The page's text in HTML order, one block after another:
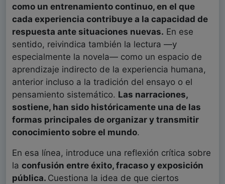
como un entrenamiento continuo, en el que
cada experiencia contribuye a la capacidad de
respuesta ante situaciones nuevas. En ese
sentido, reivindica también la lectura —y
especialmente la novela— como un espacio de
aprendizaje indirecto de la experiencia humana,
anterior incluso a la tradición del ensayo o el
pensamiento sistemático. Las narraciones,
sostiene, han sido históricamente una de las
formas principales de organizar y transmitir
conocimiento sobre el mundo.
En esa línea, introduce una reflexión crítica sobre
la confusión entre éxito, fracaso y exposición
pública. Cuestiona la idea de que ciertos